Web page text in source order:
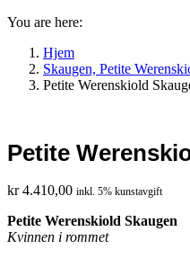
You are here:
Hjem
Skaugen, Petite
Petite Werenskiold
Petite
kr4.410,00 inkl. 5% kunstavgift
Petite Werenskiold Skaugen
Kvinnen i rommet